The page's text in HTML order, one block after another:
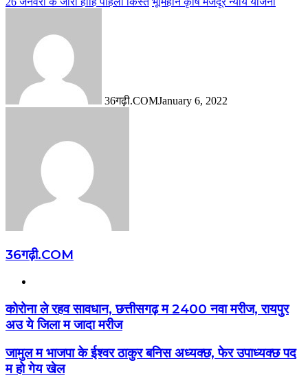
36गढ़ी.COMJanuary 6, 2022
36गढ़ी.COM
कोरोना ले रहव सावधान, छत्तीसगढ़ म 2400 नवा मरीज, रायपुर
अउ ये जिला म जादा मरीज
जामुल म भाजपा के ईश्वर ठाकुर बनिस अध्यक्छ, फेर उपाध्यक्छ पद
म हो गेय खेल